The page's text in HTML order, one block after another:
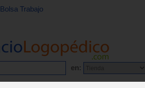
Bolsa Trabajo
en: